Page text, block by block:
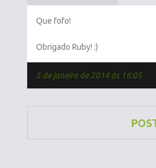
Que fofo!
Obrigado Ruby! :)
5 de janeiro de 2014 às 16:05